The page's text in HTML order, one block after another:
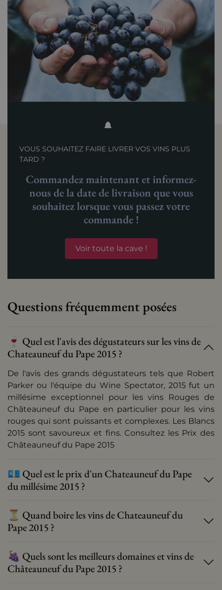
VOUS SOUHAITEZ FAIRE LIVRER VOS VINS PLUS
TARD ?
Commandez maintenant et informez-
nous de la date de livraison que vous
souhaitez lorsque vous passez votre
commande !
Voir toute la cave !
Questions fréquemment posées
🍷 Quel est l'avis des dégustateurs sur les vins de
Chateauneuf du Pape 2015 ?
De l'avis des grands dégustateurs tels que Robert
Parker ou l'équipe du Wine Spectator, 2015 fut un
millésime exceptionnel pour les vins Rouges de
Châteauneuf du Pape en particulier pour les vins
rouges qui sont puissants et complexes. Les Blancs
2015 sont savoureux et fins. Consultez les Prix des
Châteauneuf du Pape 2015
💶 Quel est le prix d'un Chateauneuf du Pape
du millésime 2015 ?
⏳ Quand boire les vins de Chateauneuf du
Pape 2015 ?
🍇 Quels sont les meilleurs domaines et vins de
Châteauneuf du Pape 2015 ?